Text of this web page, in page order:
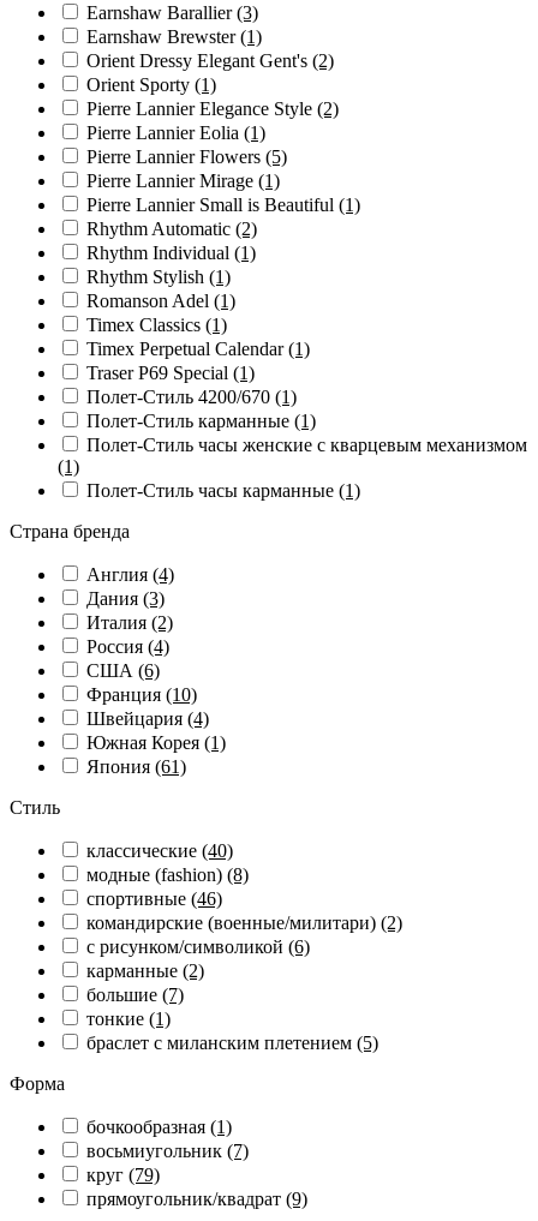
Earnshaw Barallier(3)
Earnshaw Brewster(1)
Orient Dressy Elegant Gent's (2)
Orient Sporty (1)
Pierre Lannier Elegance Style (2)
Pierre Lannier Eolia (1)
Pierre Lannier Flowers (5)
Pierre Lannier Mirage (1)
Pierre Lannier Small is Beautiful (1)
Rhythm Automatic (2)
Rhythm Individual (1)
Rhythm Stylish (1)
Romanson Adel (1)
Timex Classics (1)
Timex Perpetual Calendar(1)
Traser P69 Special (1)
Полет-Стиль 4200/670 (1)
Полет-Стиль карманные (1)
Полет-Стиль часы женские с кварцевым механизмом
(1)
Полет-Стиль часы карманные (1)
Страна бренда
Англия (4)
Дания (3)
Италия (2)
Россия (4)
США (6)
Франция (10)
Швейцария (4)
Южная Корея (1)
Япония (61)
Стиль
классические (40)
модные (fashion) (8)
спортивные (46)
командирские (военные/милитари) (2)
с рисунком/символикой (6)
карманные (2)
большие (7)
тонкие (1)
браслет с миланским плетением (5)
Форма
бочкообразная (1)
восьмиугольник (7)
круг (79)
прямоугольник/квадрат (9)